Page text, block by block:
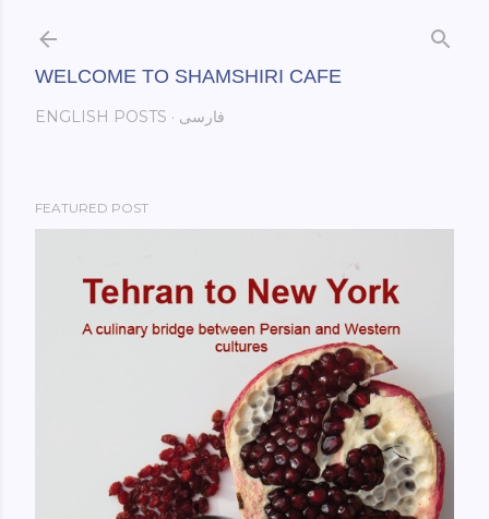
WELCOME TO SHAMSHIRI CAFE
ENGLISH POSTS فارسی
FEATURED POST